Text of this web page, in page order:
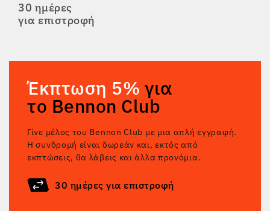
30 ημέρες
για επιστροφή
Έκπτωση 5% για
το Bennon Club
Γίνε μέλος του Bennon Club με μια απλή εγγραφή.
Η συνδρομή είναι δωρεάν και, εκτός από
εκπτώσεις, θα λάβεις και άλλα προνόμια.
30 ημέρες για επιστροφή